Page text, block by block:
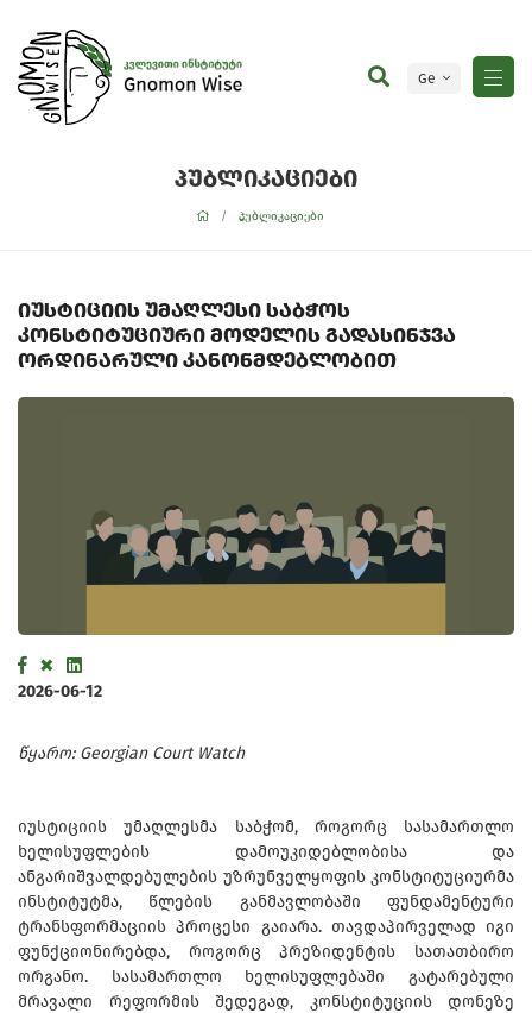
Ge
პუბლიკაციები
პუბლიკაციები
იუსტიციის უმაღლესი საბჭოს
კონსტიტუციური მოდელის გადასინჯვა
ორდინარული კანონმდებლობით
2026-06-12
წყარო: Georgian Court Watch
იუსტიციის უმაღლესმა საბჭომ, როგორც სასამართლო
ხელისუფლების დამოუკიდებლობისა და
ანგარიშვალდებულების უზრუნველყოფის კონსტიტუციურმა
ინსტიტუტმა, წლების განმავლობაში ფუნდამენტური
ტრანსფორმაციის პროცესი გაიარა. თავდაპირველად იგი
ფუნქციონირებდა, როგორც პრეზიდენტის სათათბირო
ორგანო. სასამართლო ხელისუფლებაში გატარებული
მრავალი რეფორმის შედეგად, კონსტიტუციის დონეზე